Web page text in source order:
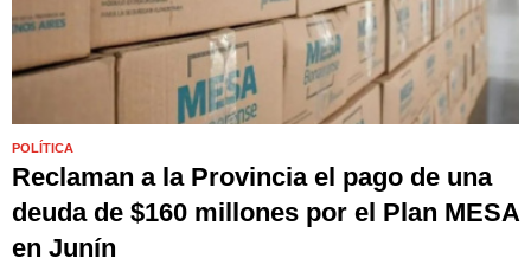
POLÍTICA
Reclaman a la Provincia el pago de una
deuda de $160 millones por el Plan MESA
en Junín